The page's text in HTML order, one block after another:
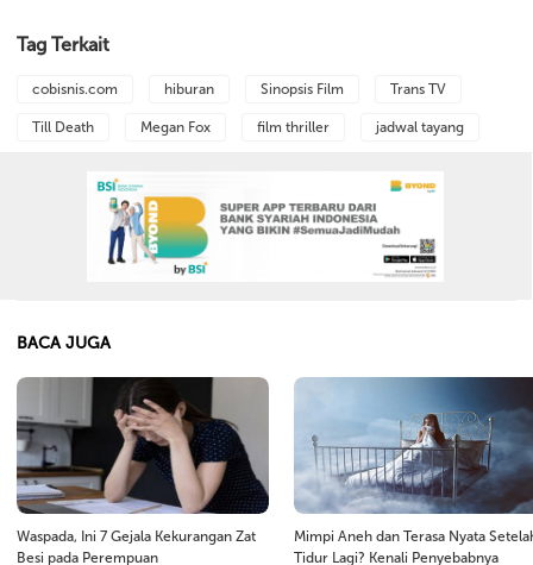
Tag Terkait
cobisnis.com hiburan Sinopsis Film Trans TV
Till Death Megan Fox film thriller jadwal tayang
BACA JUGA
Waspada, Ini 7 Gejala Kekurangan Zat
Besi pada Perempuan
Mimpi Aneh dan Terasa Nyata
Tidur Lagi? Kenali Penyebabnya